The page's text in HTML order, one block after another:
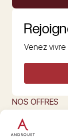
Venez
NOS OFFRES
L’ART DU